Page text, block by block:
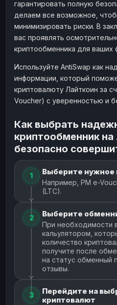
гарантировать полную
делаем все возможное,
минимизировать риски. В
вас проявлять
криптообменника для ваших
Используйте AntiSwap как
информации, который
криптовалюту Лайткоин за
Voucher) с уверенностью и
Как выбрать
криптообменник на
безопасно
1 Выберите нужное
Например, PM e-
(LTC).
2 Выберите
При необходимости
кальулятором,
количество
получите после
на статус обменный
отзывы.
3
Перейдите на
криптовалют